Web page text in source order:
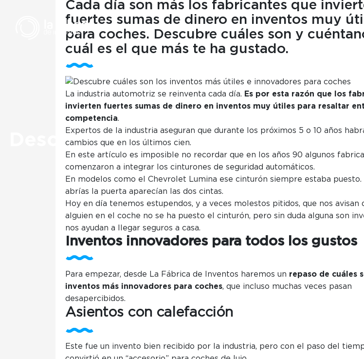
Descubre cuáles son los inventos más
Descubre cuáles son los inventos
coches
Cada día son más los fabricantes que
fuertes sumas de dinero en inventos muy
para coches. Descubre cuáles son y
cuál es el que más te ha gustado.
La industria automotriz se reinventa cada día. Es por esta razón que los
invierten fuertes sumas de dinero en inventos muy útiles para resaltar
competencia.
Expertos de la industria aseguran que durante los próximos 5 o 10 años
cambios que en los últimos cien.
En este artículo es imposible no recordar que en los años 90 algunos
comenzaron a integrar los cinturones de seguridad automáticos.
En modelos como el Chevrolet Lumina ese cinturón siempre estaba puesto.
abrías la puerta aparecían las dos cintas.
Hoy en día tenemos estupendos, y a veces molestos pitidos, que nos avisan
alguien en el coche no se ha puesto el cinturón, pero sin duda alguna son
nos ayudan a llegar seguros a casa.
Inventos innovadores para todos los gustos
Para empezar, desde La Fábrica de Inventos haremos un repaso de cuáles
inventos más innovadores para coches, que incluso muchas veces pasan
desapercibidos.
Asientos con calefacción
Este fue un invento bien recibido por la industria, pero con el paso del